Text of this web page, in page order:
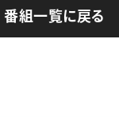
番組一覧に戻る